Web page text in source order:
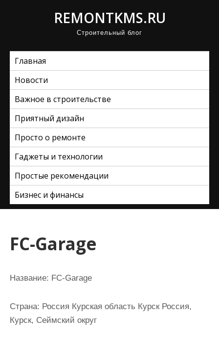
REMONTKMS.RU
Строительный блог
Главная
Новости
Важное в строительстве
Приятный дизайн
Просто о ремонте
Гаджеты и технологии
Простые рекомендации
Бизнес и финансы
FC-Garage
Название: FC-Garage
Страна: Россия Курская область Курск Россия,
Курск, Сеймский округ